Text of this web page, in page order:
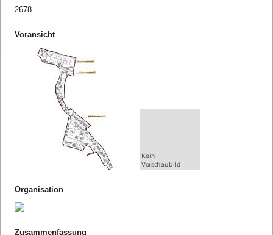
2678
Voransicht
Organisation
Zusammenfassung